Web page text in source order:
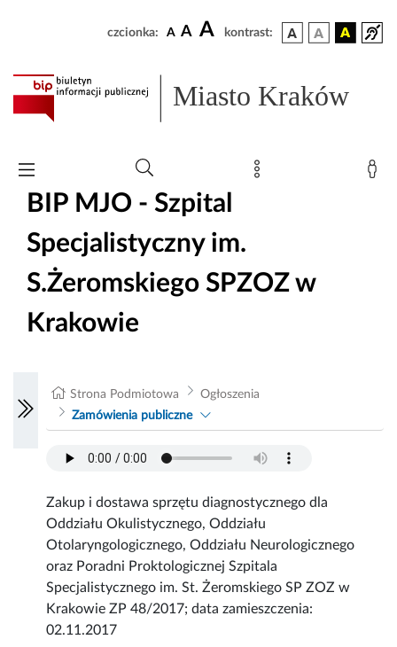
czcionka: A A A kontrast:
Miasto Kraków
BIP MJO - Szpital
Specjalistyczny im.
S.Żeromskiego SPZOZ w
Krakowie
Strona Podmiotowa
Ogłoszenia
Zamówienia publiczne
Zakup i dostawa sprzętu diagnostycznego dla
Oddziału Okulistycznego, Oddziału
Otolaryngologicznego, Oddziału Neurologicznego
oraz Poradni Proktologicznej Szpitala
Specjalistycznego im. St. Żeromskiego SP ZOZ w
Krakowie ZP 48/2017; data zamieszczenia:
02.11.2017